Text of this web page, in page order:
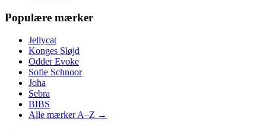
Populære mærker
Jellycat
Konges Sløjd
Odder Evoke
Sofie Schnoor
Joha
Sebra
BIBS
Alle mærker A–Z →